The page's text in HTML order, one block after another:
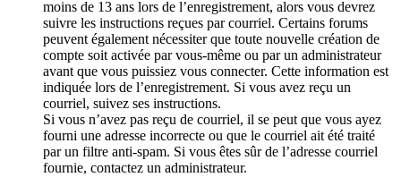
moins de 13 ans lors de l’enregistrement, alors vous devrez
suivre les instructions reçues par courriel. Certains forums
peuvent également nécessiter que toute nouvelle création de
compte soit activée par vous-même ou par un administrateur
avant que vous puissiez vous connecter. Cette information est
indiquée lors de l’enregistrement. Si vous avez reçu un
courriel, suivez ses instructions.
Si vous n’avez pas reçu de courriel, il se peut que vous ayez
fourni une adresse incorrecte ou que le courriel ait été traité
par un filtre anti-spam. Si vous êtes sûr de l’adresse courriel
fournie, contactez un administrateur.